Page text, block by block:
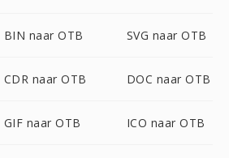
BIN naar OTB SVG naar OTB
CDR naar OTB DOC naar OTB
GIF naar OTB ICO naar OTB